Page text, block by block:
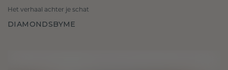
Het verhaal achter je schat
DIAMONDSBYME